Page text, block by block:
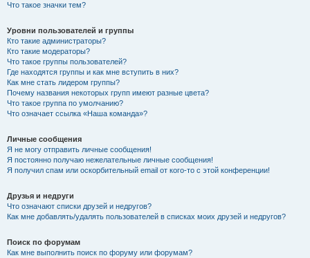
Что такое значки тем?
Уровни пользователей и группы
Кто такие администраторы?
Кто такие модераторы?
Что такое группы пользователей?
Где находятся группы и как мне вступить в них?
Как мне стать лидером группы?
Почему названия некоторых групп имеют разные цвета?
Что такое группа по умолчанию?
Что означает ссылка «Наша команда»?
Личные сообщения
Я не могу отправить личные сообщения!
Я постоянно получаю нежелательные личные сообщения!
Я получил спам или оскорбительный email от кого-то с этой конференции!
Друзья и недруги
Что означают списки друзей и недругов?
Как мне добавлять/удалять пользователей в списках моих друзей и недругов?
Поиск по форумам
Как мне выполнить поиск по форуму или форумам?